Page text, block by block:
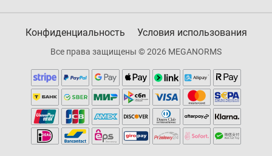
Конфиденциальность Условия использования
Все права защищены © 2026 MEGANORMS